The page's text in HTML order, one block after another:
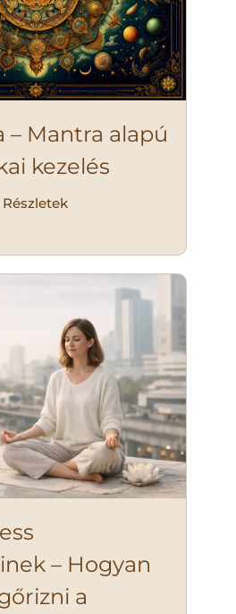
– Mantra alapú
kezelés
Részletek
– Hogyan
a